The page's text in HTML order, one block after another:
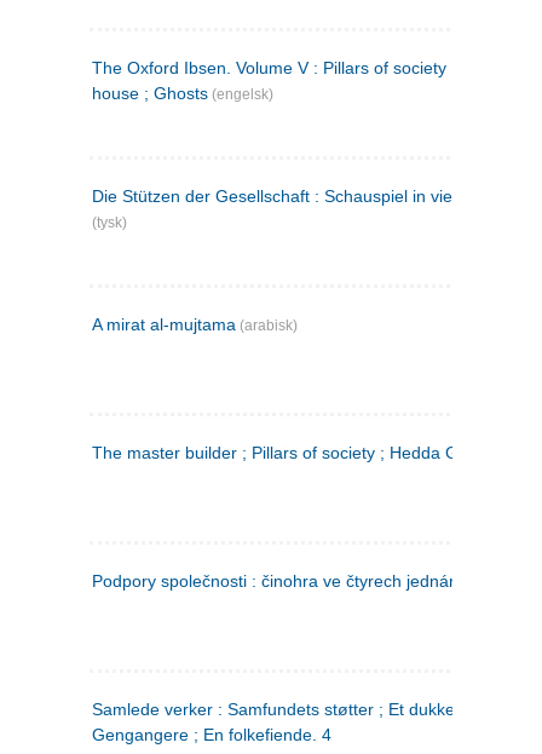
The Oxford Ibsen. Volume V : Pillars of society ; A doll's
house ; Ghosts (engelsk)
Die Stützen der Gesellschaft : Schauspiel in vier Aufzügen
(tysk)
A mirat al-mujtama (arabisk)
The master builder ; Pillars of society ; Hedda Gabler
Podpory společnosti : činohra ve čtyrech jednáních
Samlede verker : Samfundets støtter ; Et dukkehjem ;
Gengangere ; En folkefiende. 4